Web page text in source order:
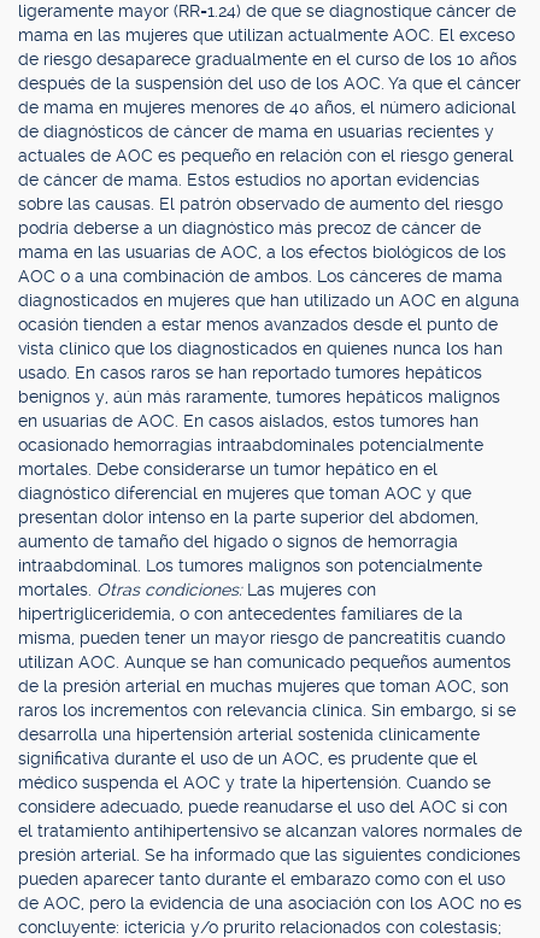
ligeramente mayor (RR=1.24) de que se diagnostique cáncer de
mama en las mujeres que utilizan actualmente AOC. El exceso
de riesgo desaparece gradualmente en el curso de los 10 años
después de la suspensión del uso de los AOC. Ya que el cáncer
de mama en mujeres menores de 40 años, el número adicional
de diagnósticos de cáncer de mama en usuarias recientes y
actuales de AOC es pequeño en relación con el riesgo general
de cáncer de mama. Estos estudios no aportan evidencias
sobre las causas. El patrón observado de aumento del riesgo
podría deberse a un diagnóstico más precoz de cáncer de
mama en las usuarias de AOC, a los efectos biológicos de los
AOC o a una combinación de ambos. Los cánceres de mama
diagnosticados en mujeres que han utilizado un AOC en alguna
ocasión tienden a estar menos avanzados desde el punto de
vista clínico que los diagnosticados en quienes nunca los han
usado. En casos raros se han reportado tumores hepáticos
benignos y, aún más raramente, tumores hepáticos malignos
en usuarias de AOC. En casos aislados, estos tumores han
ocasionado hemorragias intraabdominales potencialmente
mortales. Debe considerarse un tumor hepático en el
diagnóstico diferencial en mujeres que toman AOC y que
presentan dolor intenso en la parte superior del abdomen,
aumento de tamaño del hígado o signos de hemorragia
intraabdominal. Los tumores malignos son potencialmente
mortales. Otras condiciones: Las mujeres con
hipertrigliceridemia, o con antecedentes familiares de la
misma, pueden tener un mayor riesgo de pancreatitis cuando
utilizan AOC. Aunque se han comunicado pequeños aumentos
de la presión arterial en muchas mujeres que toman AOC, son
raros los incrementos con relevancia clínica. Sin embargo, si se
desarrolla una hipertensión arterial sostenida clínicamente
significativa durante el uso de un AOC, es prudente que el
médico suspenda el AOC y trate la hipertensión. Cuando se
considere adecuado, puede reanudarse el uso del AOC si con
el tratamiento antihipertensivo se alcanzan valores normales de
presión arterial. Se ha informado que las siguientes condiciones
pueden aparecer tanto durante el embarazo como con el uso
de AOC, pero la evidencia de una asociación con los AOC no es
concluyente: ictericia y/o prurito relacionados con colestasis;